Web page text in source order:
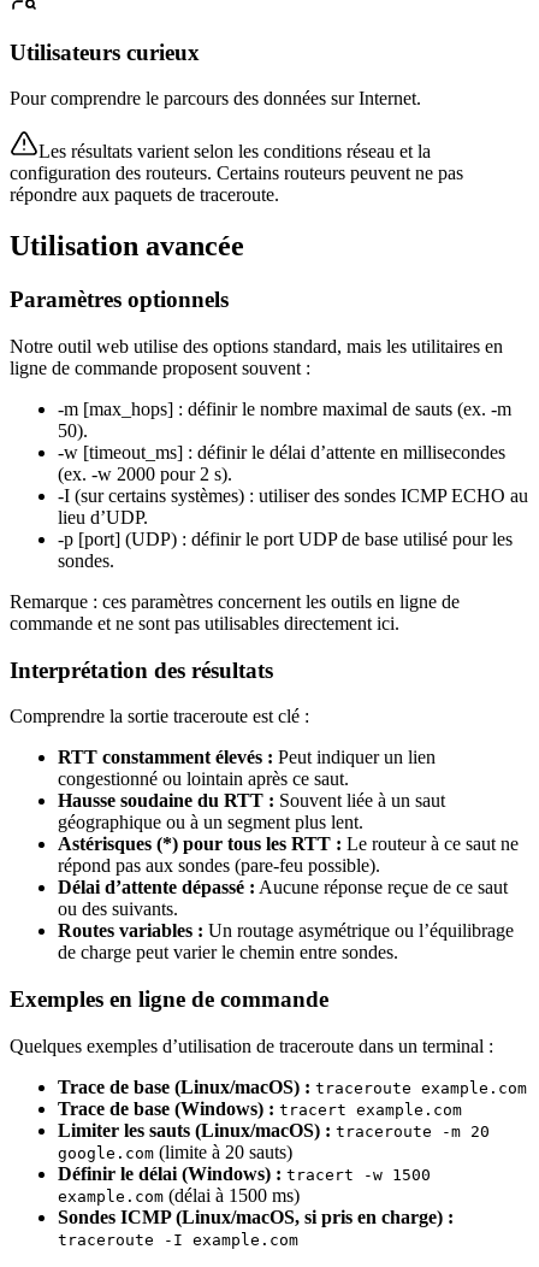
Utilisateurs curieux
Pour comprendre le parcours des données sur Internet.
Les résultats varient selon les conditions réseau et la
configuration des routeurs. Certains routeurs peuvent ne pas
répondre aux paquets de traceroute.
Utilisation avancée
Paramètres optionnels
Notre outil web utilise des options standard, mais les utilitaires en
ligne de commande proposent souvent :
-m [max_hops] : définir le nombre maximal de sauts (ex. -m
50).
-w [timeout_ms] : définir le délai d’attente en millisecondes
(ex. -w 2000 pour 2 s).
-I (sur certains systèmes) : utiliser des sondes ICMP ECHO au
lieu d’UDP.
-p [port] (UDP) : définir le port UDP de base utilisé pour les
sondes.
Remarque : ces paramètres concernent les outils en ligne de
commande et ne sont pas utilisables directement ici.
Interprétation des résultats
Comprendre la sortie traceroute est clé :
RTT constamment élevés : Peut indiquer un lien
congestionné ou lointain après ce saut.
Hausse soudaine du RTT : Souvent liée à un saut
géographique ou à un segment plus lent.
Astérisques (*) pour tous les RTT : Le routeur à ce saut ne
répond pas aux sondes (pare‑feu possible).
Délai d’attente dépassé : Aucune réponse reçue de ce saut
ou des suivants.
Routes variables : Un routage asymétrique ou l’équilibrage
de charge peut varier le chemin entre sondes.
Exemples en ligne de commande
Quelques exemples d’utilisation de traceroute dans un terminal :
Trace de base (Linux/macOS) : traceroute example.com
Trace de base (Windows) : tracert example.com
Limiter les sauts (Linux/macOS) : traceroute -m 20
google.com (limite à 20 sauts)
Définir le délai (Windows) : tracert -w 1500
example.com (délai à 1500 ms)
Sondes ICMP (Linux/macOS, si pris en charge) :
traceroute -I example.com